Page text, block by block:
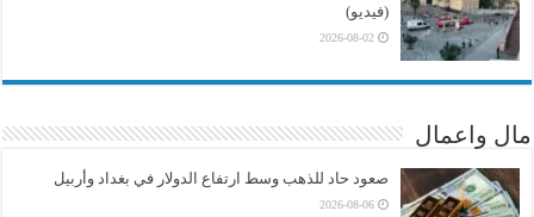
(فيديو)
2026-08-02
مال واعمال
صعود حاد للذهب وسط ارتفاع الدولار في بغداد وأربيل
2026-08-06